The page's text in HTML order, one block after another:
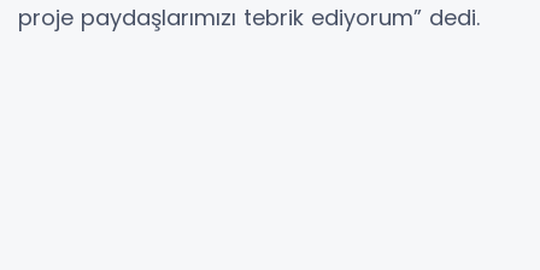
proje paydaşlarımızı tebrik ediyorum” dedi.